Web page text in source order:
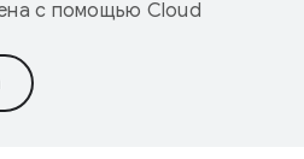
с помощью Cloud